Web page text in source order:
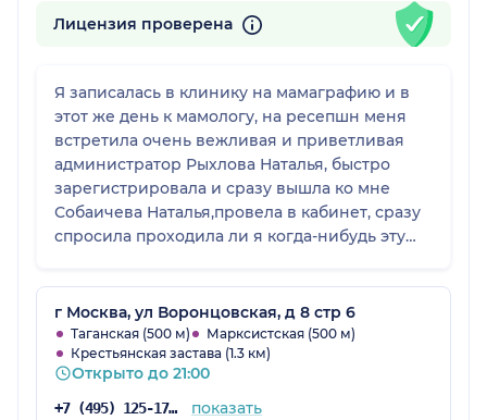
Лицензия проверена
Я записалась в клинику на мамаграфию и в
этот же день к мамологу, на ресепшн меня
встретила очень вежливая и приветливая
администратор Рыхлова Наталья, быстро
зарегистрировала и сразу вышла ко мне
Собаичева Наталья,провела в кабинет, сразу
спросила проходила ли я когда-нибудь эту
аккуратное отношение к пациенту, впервые
за долгие годы,я встретила такое
отношение,я очень благодарна,что в нашей
медицине ещё работают такие прекрасные
люди! Спасибо,Вам, девочки!!!
г Москва, ул Воронцовская, д 8 стр 6
Таганская (500 м)
Марксистская (500 м)
Крестьянская застава (1.3 км)
Открыто до 21:00
+7 (495) 125-17-00 показать